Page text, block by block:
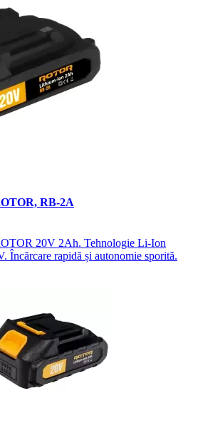
RB-2A
20V 2Ah. Tehnologie Li-Ion
Încărcare rapidă și autonomie sporită.